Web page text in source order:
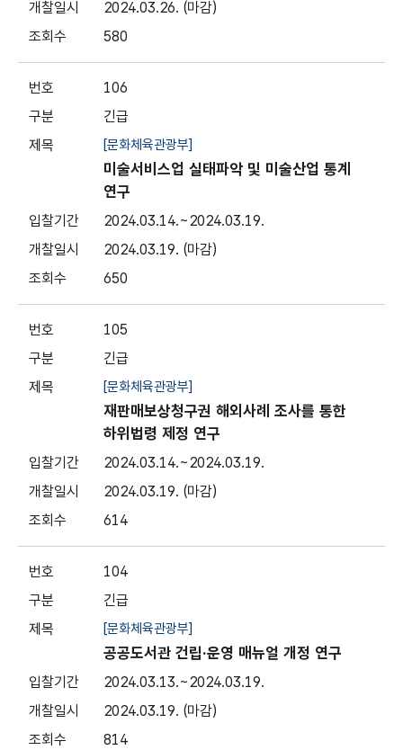
2024.03.26. (마감)
580
106
긴급
[문화체육관광부]
미술서비스업 실태파악 및 미술산업 통계
연구
2024.03.14.~2024.03.19.
2024.03.19. (마감)
650
105
긴급
[문화체육관광부]
재판매보상청구권 해외사례 조사를 통한
하위법령 제정 연구
2024.03.14.~2024.03.19.
2024.03.19. (마감)
614
104
긴급
[문화체육관광부]
공공도서관 건립·운영 매뉴얼 개정 연구
2024.03.13.~2024.03.19.
2024.03.19. (마감)
814